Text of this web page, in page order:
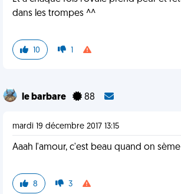
dans les trompes ^^
10 1
le barbare 88
mardi 19 décembre 2017 13:15
Aaah l'amour, c'est beau quand on sème
8 3